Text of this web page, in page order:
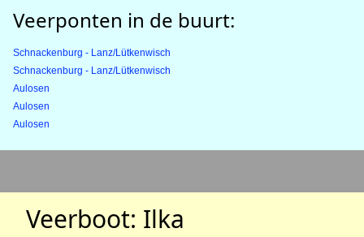
Veerponten in de buurt:
Schnackenburg - Lanz/Lütkenwisch
Schnackenburg - Lanz/Lütkenwisch
Aulosen
Aulosen
Aulosen
Veerboot: Ilka